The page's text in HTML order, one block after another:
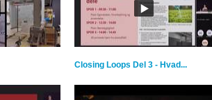
Closing Loops Del 3 - Hvad...